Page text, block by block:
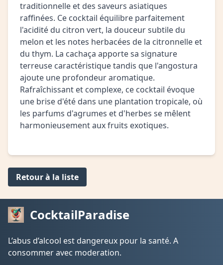
traditionnelle et des saveurs asiatiques
raffinées. Ce cocktail équilibre parfaitement
l'acidité du citron vert, la douceur subtile du
melon et les notes herbacées de la citronnelle et
du thym. La cachaça apporte sa signature
terreuse caractéristique tandis que l'angostura
ajoute une profondeur aromatique.
Rafraîchissant et complexe, ce cocktail évoque
une brise d'été dans une plantation tropicale, où
les parfums d'agrumes et d'herbes se mêlent
harmonieusement aux fruits exotiques.
Retour à la liste
CocktailParadise
L’abus d’alcool est dangereux pour la santé. A
consommer avec moderation.